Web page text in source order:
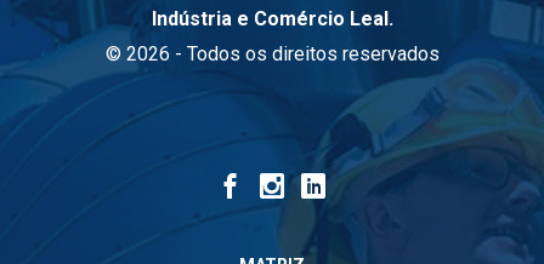
Indústria e Comércio Leal.
© 2026 - Todos os direitos reservados